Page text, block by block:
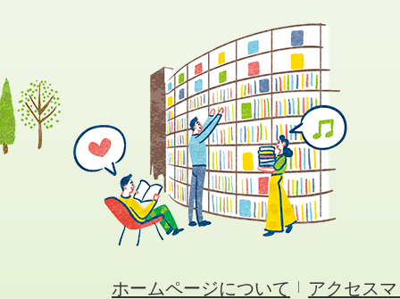
ホームページについて アクセス